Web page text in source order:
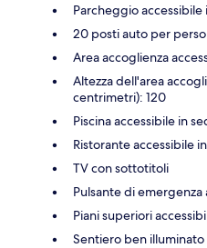
Parcheggio accessibile
20 posti auto per
Area accoglienza
Altezza dell'area
centrimetri): 120
Piscina accessibile in
Ristorante accessibile
TV con sottotitoli
Pulsante di
Piani superiori
Sentiero ben illuminato